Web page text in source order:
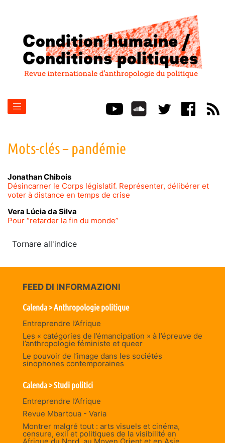
Mots-clés – pandémie
JonathanChibois
Désincarner le Corps législatif. Représenter, délibérer et
voter à distance en temps de crise
Vera Lúcia da Silva
Pour “retarder la fin du monde”
Tornare all'indice
FEED DI INFORMAZIONI
Calenda > Anthropologie politique
Entreprendre l’Afrique
Les « catégories de l’émancipation » à l’épreuve de
l’anthropologie féministe et queer
Le pouvoir de l’image dans les sociétés
sinophones contemporaines
Calenda > Studi politici
Entreprendre l’Afrique
Revue Mbartoua - Varia
Montrer malgré tout : arts visuels et cinéma,
censure, exil et politiques de la visibilité en